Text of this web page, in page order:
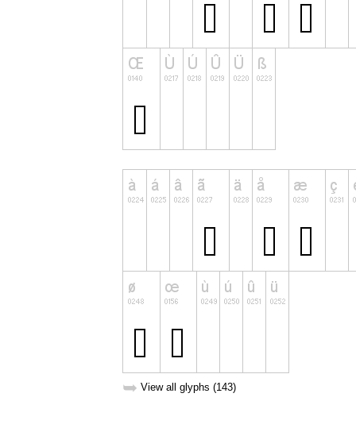
➥ View all glyphs (143)